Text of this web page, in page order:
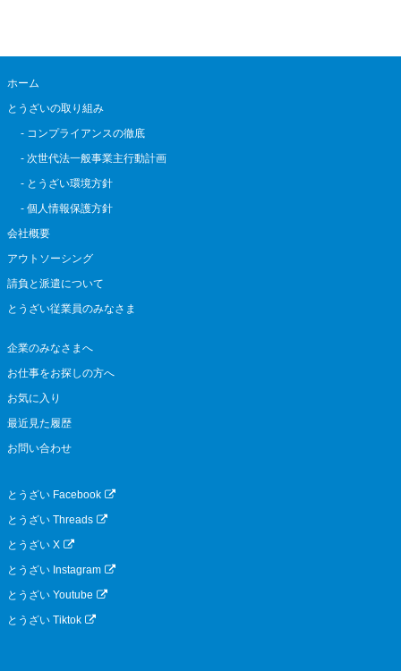
ホーム
とうざいの取り組み
- コンプライアンスの徹底
- 次世代法一般事業主行動計画
- とうざい環境方針
- 個人情報保護方針
会社概要
アウトソーシング
請負と派遣について
とうざい従業員のみなさま
企業のみなさまへ
お仕事をお探しの方へ
お気に入り
最近見た履歴
お問い合わせ
とうざい Facebook
とうざい Threads
とうざい X
とうざい Instagram
とうざい Youtube
とうざい Tiktok